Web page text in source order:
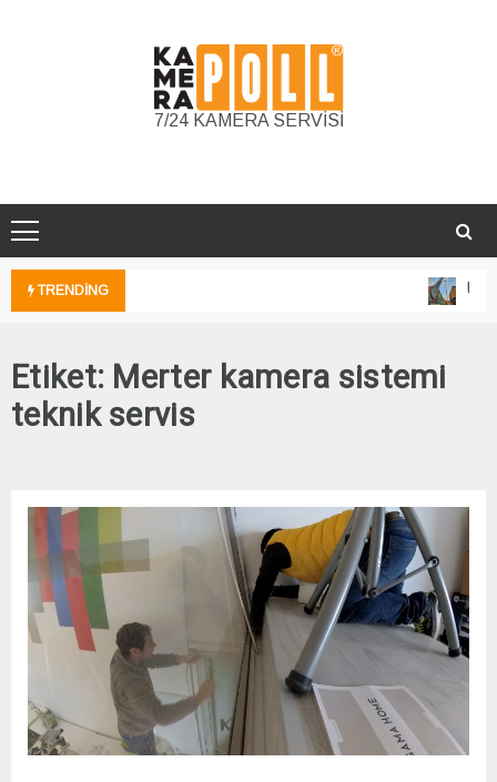
7/24 KAMERA SERVİSİ
TRENDING
Etiket: Merter kamera sistemi
teknik servis